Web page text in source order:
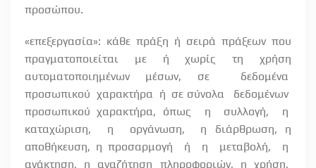
προσώπου.
«επεξεργασία»: κάθε πράξη ή σειρά πράξεων που
πραγματοποιείται με ή χωρίς τη χρήση
αυτοματοποιημένων μέσων, σε
δεδομένα
προσωπικού χαρακτήρα ή σε σύνολα
δεδομένων
προσωπικού χαρακτήρα, όπως
η συλλογή,
η
καταχώριση,
η οργάνωση,
η διάρθρωση, η
αποθήκευση, η προσαρμογή
ή η μεταβολή,
η
ανάκτηση,
η αναζήτηση πληροφοριών, η χρήση,